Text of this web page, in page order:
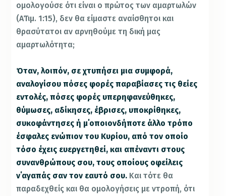
ομολογούσε ότι είναι ο πρώτος των αμαρτωλών
(Α΄Τιμ. 1:15), δεν θα είμαστε αναίσθητοι και
θρασύτατοι αν αρνηθούμε τη δική μας
αμαρτωλότητα;
Όταν, λοιπόν, σε χτυπήσει μια συμφορά,
αναλογίσου πόσες φορές παραβίασες τις θείες
εντολές, πόσες φορές υπερηφανεύθηκες,
θύμωσες, αδίκησες, έβρισες, υποκρίθηκες,
συκοφάντησες ή μ΄οποιονδήποτε άλλο τρόπο
έσφαλες ενώπιον του Κυρίου, από τον οποίο
τόσο έχεις ευεργετηθεί, και απέναντι στους
συνανθρώπους σου, τους οποίους οφείλεις
ν΄αγαπάς σαν τον εαυτό σου. Και τότε θα
παραδεχθείς και θα ομολογήσεις με ντροπή, ότι